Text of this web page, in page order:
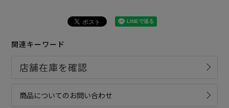
関連キーワード
商品についてのお問い合わせ